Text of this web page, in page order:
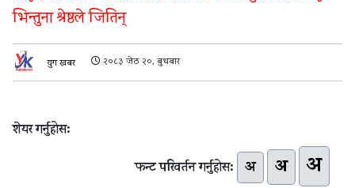
भिन्तुना श्रेष्ठले जितिन्
युग खबर २०८३ जेठ २०, बुधबार
शेयर गर्नुहोस:
फन्ट परिवर्तन गर्नुहोस: अ अ अ